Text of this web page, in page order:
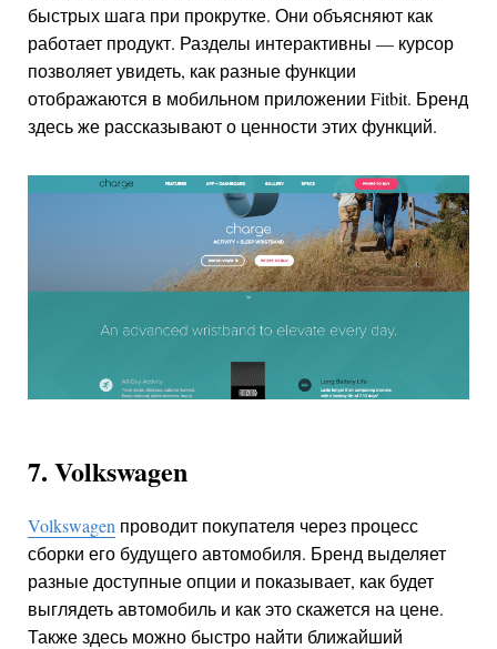
быстрых шага при прокрутке. Они объясняют как
работает продукт. Разделы интерактивны — курсор
позволяет увидеть, как разные функции
отображаются в мобильном приложении Fitbit. Бренд
здесь же рассказывают о ценности этих функций.
7. Volkswagen
Volkswagen проводит покупателя через процесс
сборки его будущего автомобиля. Бренд выделяет
разные доступные опции и показывает, как будет
выглядеть автомобиль и как это скажется на цене.
Также здесь можно быстро найти ближайший